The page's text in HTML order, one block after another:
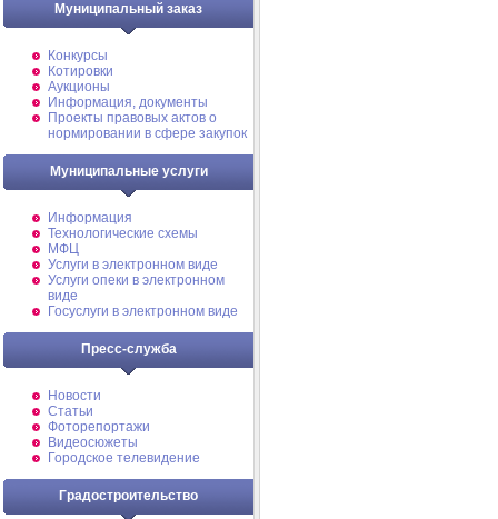
Муниципальный заказ
Конкурсы
Котировки
Аукционы
Информация, документы
Проекты правовых актов о
нормировании в сфере закупок
Муниципальные услуги
Информация
Технологические схемы
МФЦ
Услуги в электронном виде
Услуги опеки в электронном
виде
Госуслуги в электронном виде
Пресс-служба
Новости
Статьи
Фоторепортажи
Видеосюжеты
Городское телевидение
Градостроительство